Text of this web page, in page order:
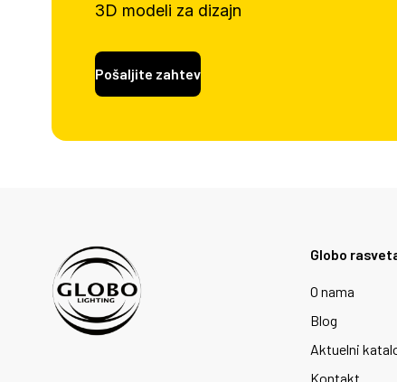
3D modeli za dizajn
Pošaljite zahtev
Globo
O nama
Blog
Aktuelni
Kontakt